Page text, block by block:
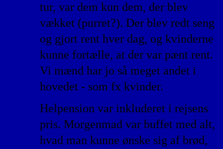
tur, var dem kun dem, der blev
vækket (purret?). Der blev redt seng
og gjort rent hver dag, og kvinderne
kunne fortælle, at der var pænt rent.
Vi mænd har jo så meget andet i
hovedet - som fx kvinder.
Helpension var inkluderet i rejsens
pris. Morgenmad var buffet med alt,
hvad man kunne ønske sig af brød,